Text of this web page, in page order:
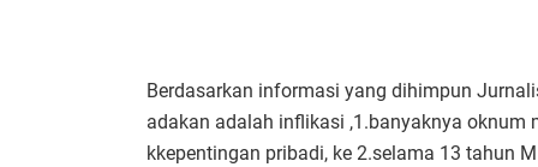
Berdasarkan informasi yang dihimpun
adakan adalah inflikasi ,1.banyaknya oknum
kkepentingan pribadi, ke 2.selama 13 tahun